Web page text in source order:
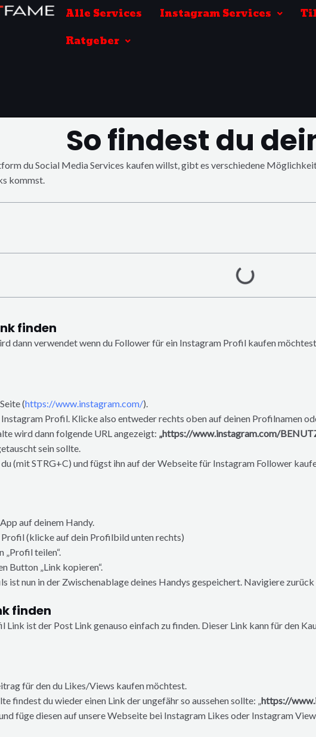
Alle Services Instagram Services
Ratgeber
So findest du
du Social Media Services kaufen willst, gibt es verschiedene
kommst.
finden
dann verwendet wenn du Follower für ein Instagram Profil kaufen
(https://www.instagram.com/).
Profil. Klicke also entweder rechts oben auf deinen Profilnamen
wird dann folgende URL angezeigt: „https://www.instagram.com/
sein sollte.
(mit STRG+C) und fügst ihn auf der Webseite für Instagram Follower
auf deinem Handy.
(klicke auf dein Profilbild unten rechts)
„Profil teilen“.
Button „Link kopieren“.
ist nun in der Zwischenablage deines Handys gespeichert. Navigiere
finden
Link ist der Post Link genauso einfach zu finden. Dieser Link kann für den
für den du Likes/Views kaufen möchtest.
findest du wieder einen Link der ungefähr so aussehen sollte: „https://
füge diesen auf unsere Webseite bei Instagram Likes oder Instagram